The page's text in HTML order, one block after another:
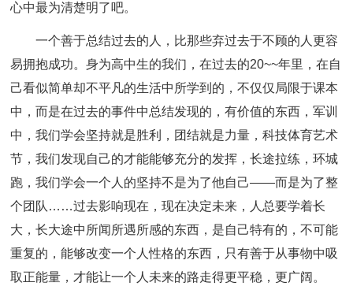
心中最为清楚明了吧。
一个善于总结过去的人，比那些弃过去于不顾的人更容
易拥抱成功。身为高中生的我们，在过去的20~~年里，在自
己看似简单却不平凡的生活中所学到的，不仅仅局限于课本
中，而是在过去的事件中总结发现的，有价值的东西，军训
中，我们学会坚持就是胜利，团结就是力量，科技体育艺术
节，我们发现自己的才能能够充分的发挥，长途拉练，环城
跑，我们学会一个人的坚持不是为了他自己——而是为了整
个团队……过去影响现在，现在决定未来，人总要学着长
大，长大途中所闻所遇所感的东西，是自己特有的，不可能
重复的，能够改变一个人性格的东西，只有善于从事物中吸
取正能量，才能让一个人未来的路走得更平稳，更广阔。